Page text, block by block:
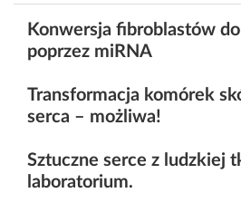
Konwersja fibroblastów
poprzez miRNA
Transformacja komórek
serca – możliwa!
Sztuczne serce z ludzkiej
laboratorium.